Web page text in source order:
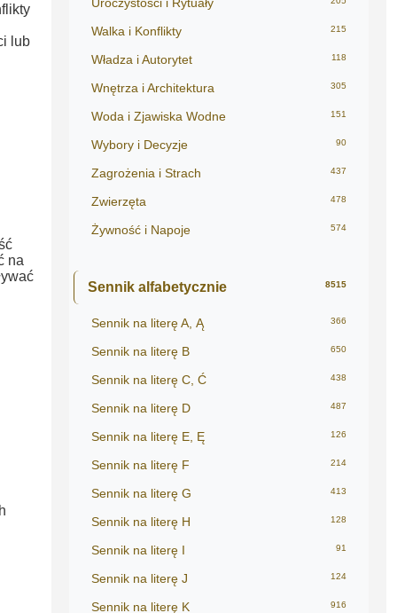
lub
na
Walka i Konflikty 215
Władza i Autorytet 118
Wnętrza i Architektura 305
Woda i Zjawiska Wodne 151
Wybory i Decyzje 90
Zagrożenia i Strach 437
Zwierzęta 478
Żywność i Napoje 574
Sennik alfabetycznie 8515
Sennik na literę A, Ą 366
Sennik na literę B 650
Sennik na literę C, Ć 438
Sennik na literę D 487
Sennik na literę E, Ę 126
Sennik na literę F 214
Sennik na literę G 413
Sennik na literę H 128
Sennik na literę I 91
Sennik na literę J 124
Sennik na literę K 916